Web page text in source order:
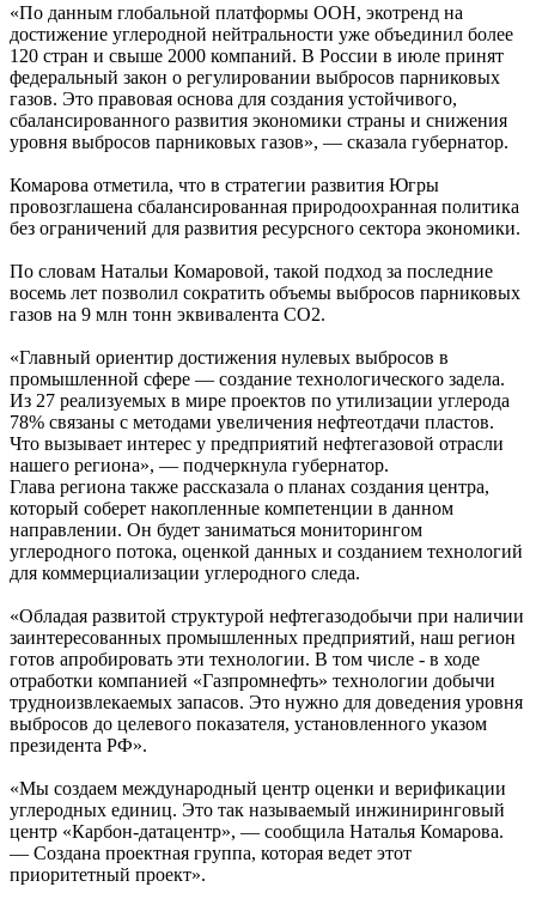
«По данным глобальной платформы ООН, экотренд на
достижение углеродной нейтральности уже объединил более
120 стран и свыше 2000 компаний. В России в июле принят
федеральный закон о регулировании выбросов парниковых
газов. Это правовая основа для создания устойчивого,
сбалансированного развития экономики страны и снижения
уровня выбросов парниковых газов», — сказала губернатор.
Комарова отметила, что в стратегии развития Югры
провозглашена сбалансированная природоохранная политика
без ограничений для развития ресурсного сектора экономики.
По словам Натальи Комаровой, такой подход за последние
восемь лет позволил сократить объемы выбросов парниковых
газов на 9 млн тонн эквивалента СО2.
«Главный ориентир достижения нулевых выбросов в
промышленной сфере — создание технологического задела.
Из 27 реализуемых в мире проектов по утилизации углерода
78% связаны с методами увеличения нефтеотдачи пластов.
Что вызывает интерес у предприятий нефтегазовой отрасли
нашего региона», — подчеркнула губернатор.
Глава региона также рассказала о планах создания центра,
который соберет накопленные компетенции в данном
направлении. Он будет заниматься мониторингом
углеродного потока, оценкой данных и созданием технологий
для коммерциализации углеродного следа.
«Обладая развитой структурой нефтегазодобычи при наличии
заинтересованных промышленных предприятий, наш регион
готов апробировать эти технологии. В том числе - в ходе
отработки компанией «Газпромнефть» технологии добычи
трудноизвлекаемых запасов. Это нужно для доведения уровня
выбросов до целевого показателя, установленного указом
президента РФ».
«Мы создаем международный центр оценки и верификации
углеродных единиц. Это так называемый инжиниринговый
центр «Карбон-датацентр», — сообщила Наталья Комарова.
— Создана проектная группа, которая ведет этот
приоритетный проект».